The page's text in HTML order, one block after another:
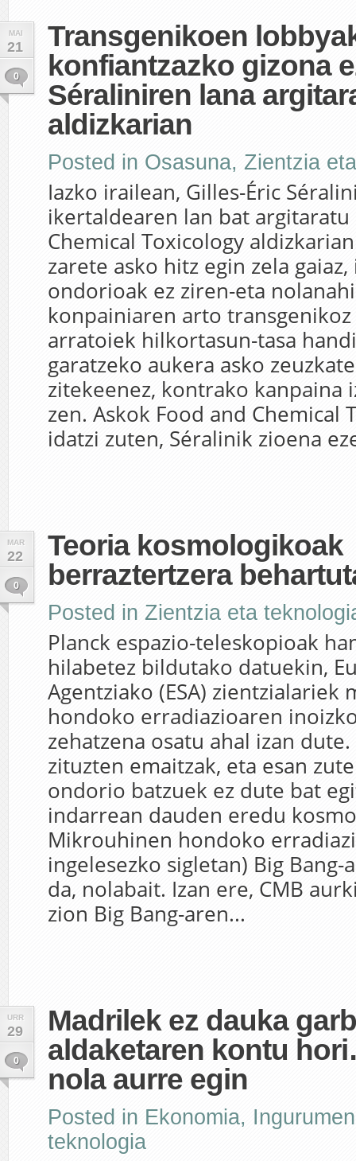
MAI
21
0
Transgenikoen
konfiantzazko gizona
Séraliniren lana
aldizkarian
Posted in Osasuna, Zientzia
Iazko irailean, Gilles-Éric
ikertaldearen lan bat argitaratu
Chemical Toxicology
zarete asko hitz egin zela
ondorioak ez ziren-eta
konpainiaren arto
arratoiek hilkortasun-tasa
garatzeko aukera asko
zitekeenez, kontrako kanpaina
zen. Askok Food and Chemical
idatzi zuten, Séralinik zioena
MAR
22
0
Teoria kosmologikoak
berraztertzera
Posted in Zientzia eta
Planck espazio-teleskopioak
hilabetez bildutako datuekin,
Agentziako (ESA) zientzialariek
hondoko erradiazioaren
zehatzena osatu ahal izan
zituzten emaitzak, eta esan
ondorio batzuek ez dute bat
indarrean dauden eredu
Mikrouhinen hondoko
ingelesezko sigletan) Big
da, nolabait. Izan ere, CMB
zion Big Bang-aren...
URR
29
0
Madrilek ez dauka
aldaketaren kontu
nola aurre egin
Posted in Ekonomia,
teknologia